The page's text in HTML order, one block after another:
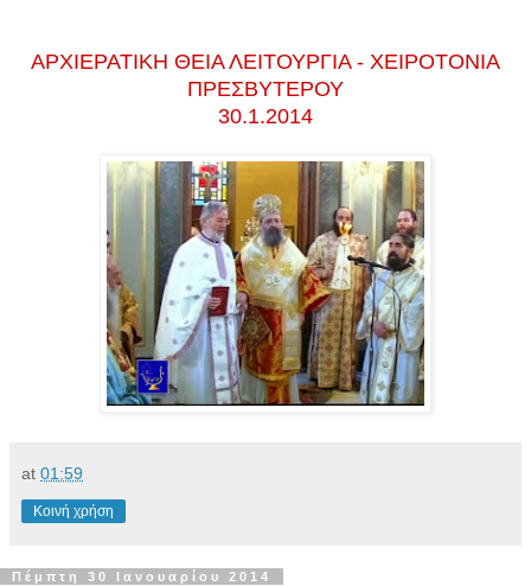
ΑΡΧΙΕΡΑΤΙΚΗ ΘΕΙΑ ΛΕΙΤΟΥΡΓΙΑ - ΧΕΙΡΟΤΟΝΙΑ
ΠΡΕΣΒΥΤΕΡΟΥ
30.1.2014
at 01:59
Κοινή χρήση
Πέμπτη 30 Ιανουαρίου 2014